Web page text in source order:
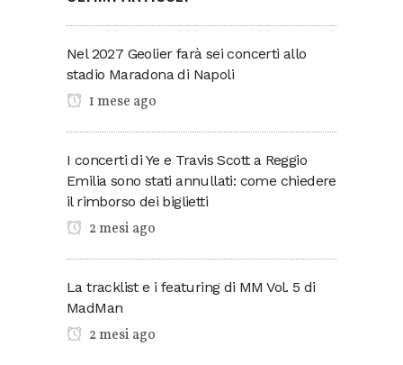
Nel 2027 Geolier farà sei concerti allo
stadio Maradona di Napoli
1 mese ago
I concerti di Ye e Travis Scott a Reggio
Emilia sono stati annullati: come chiedere
il rimborso dei biglietti
2 mesi ago
La tracklist e i featuring di MM Vol. 5 di
MadMan
2 mesi ago